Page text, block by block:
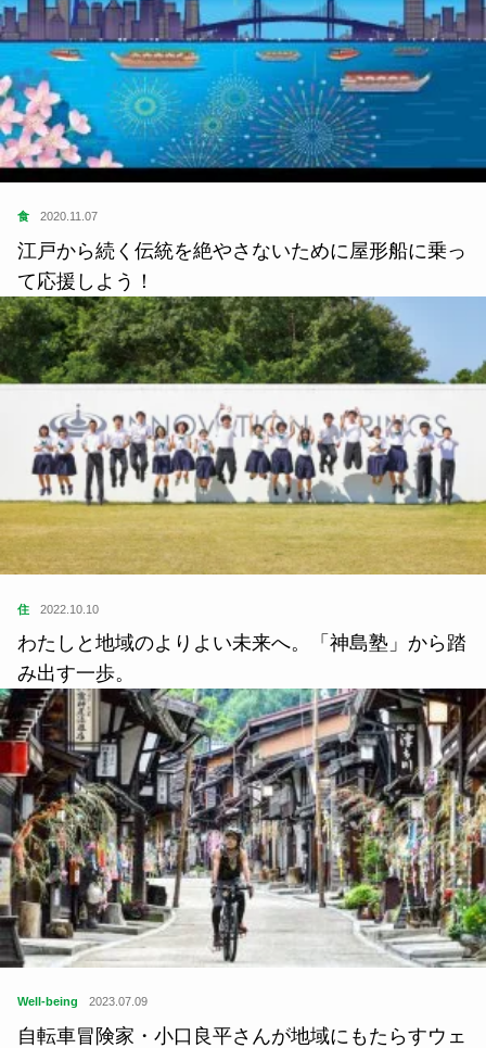
食 2020.11.07
江戸から続く伝統を絶やさないために屋形船に乗っ
て応援しよう！
住 2022.10.10
わたしと地域のよりよい未来へ。「神島塾」から踏
み出す一歩。
Well-being 2023.07.09
自転車冒険家・小口良平さんが地域にもたらすウェ